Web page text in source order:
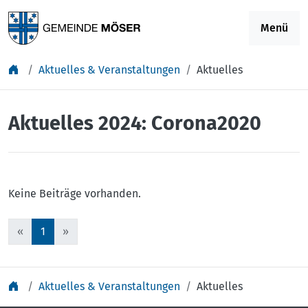
Menü
Aktuelles & Veranstaltungen Aktuelles
Aktuelles 2024: Corona2020
Keine Beiträge vorhanden.
« 1 »
Aktuelles & Veranstaltungen Aktuelles